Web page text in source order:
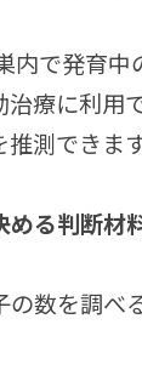
内で発育中
療に利用
測できます
る判断材
数を調べ